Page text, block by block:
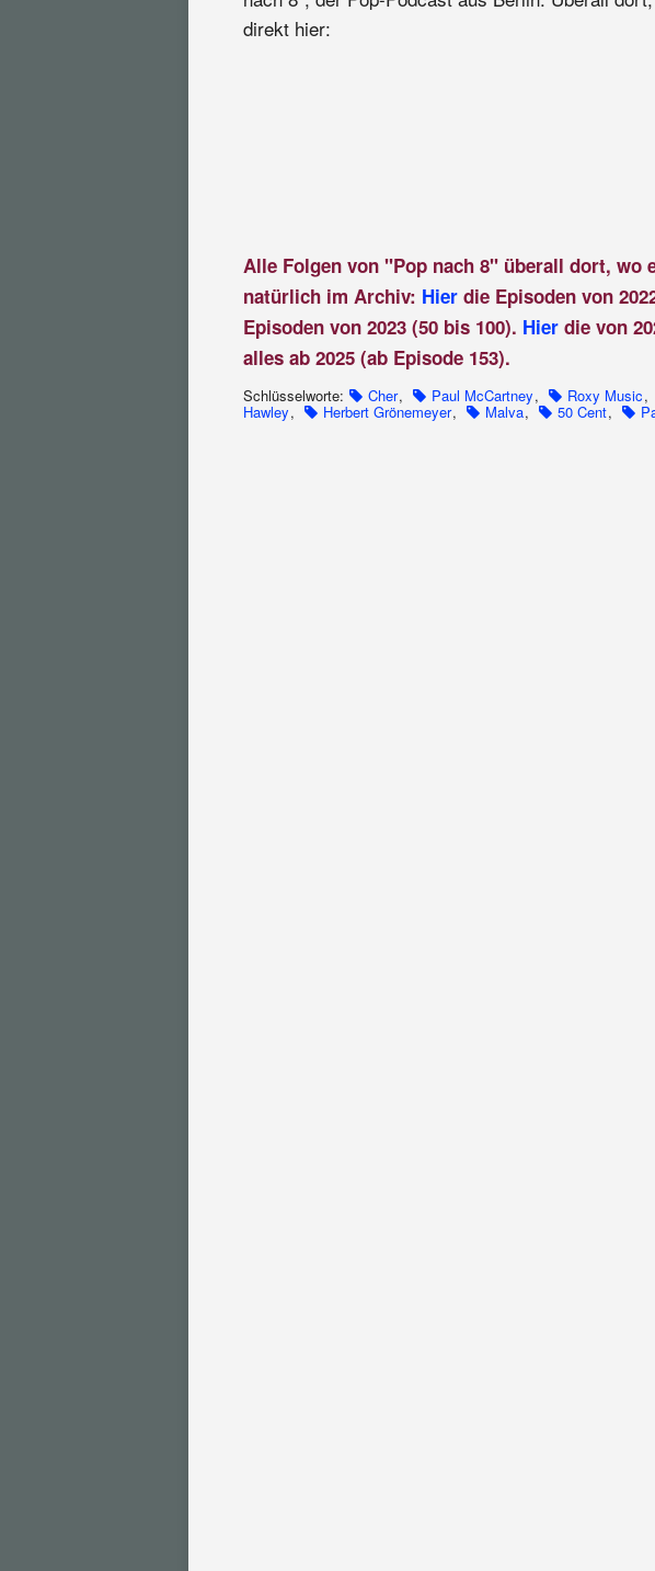
direkt hier:
Alle Folgen von "Pop nach 8" überall dort, wo
natürlich im Archiv: Hier die Episoden von
Episoden von 2023 (50 bis 100). Hier die von
alles ab 2025 (ab Episode 153).
Schlüsselworte: Cher, Paul McCartney, Roxy Music,
Hawley, Herbert Grönemeyer, Malva, 50 Cent,